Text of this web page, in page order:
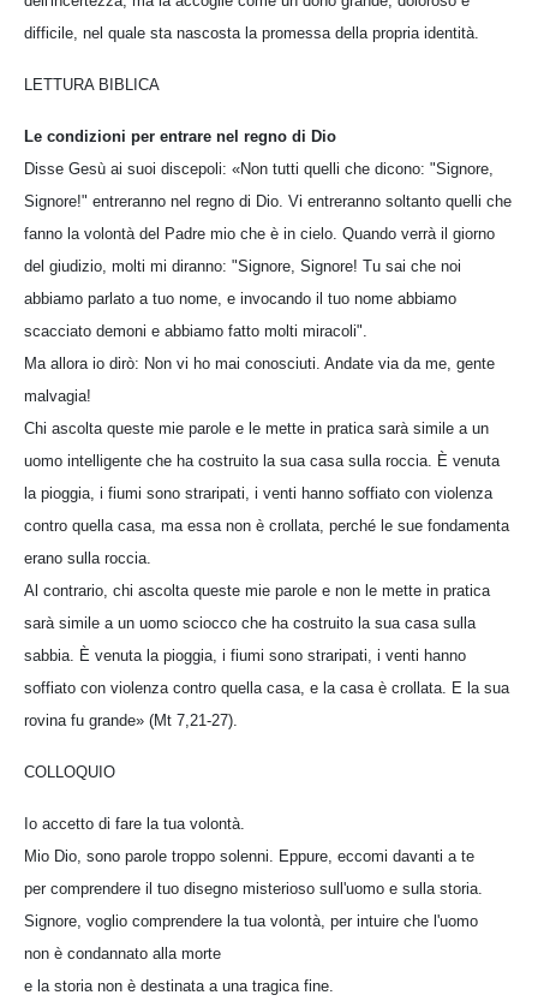
difficile, nel quale sta nascosta la promessa della propria identità.
LETTURA BIBLICA
Le condizioni per entrare nel regno di Dio
Disse Gesù ai suoi discepoli: «Non tutti quelli che dicono: "Signore,
Signore!" entreranno nel regno di Dio. Vi entreranno soltanto quelli che
fanno la volontà del Padre mio che è in cielo. Quando verrà il giorno
del giudizio, molti mi diranno: "Signore, Signore! Tu sai che noi
abbiamo parlato a tuo nome, e invocando il tuo nome abbiamo
scacciato demoni e abbiamo fatto molti miracoli".
Ma allora io dirò: Non vi ho mai conosciuti. Andate via da me, gente
malvagia!
Chi ascolta queste mie parole e le mette in pratica sarà simile a un
uomo intelligente che ha costruito la sua casa sulla roccia. È venuta
la pioggia, i fiumi sono straripati, i venti hanno soffiato con violenza
contro quella casa, ma essa non è crollata, perché le sue fondamenta
erano sulla roccia.
Al contrario, chi ascolta queste mie parole e non le mette in pratica
sarà simile a un uomo sciocco che ha costruito la sua casa sulla
sabbia. È venuta la pioggia, i fiumi sono straripati, i venti hanno
soffiato con violenza contro quella casa, e la casa è crollata. E la sua
rovina fu grande» (Mt 7,21-27).
COLLOQUIO
Io accetto di fare la tua volontà.
Mio Dio, sono parole troppo solenni. Eppure, eccomi davanti a te
per comprendere il tuo disegno misterioso sull'uomo e sulla storia.
Signore, voglio comprendere la tua volontà, per intuire che l'uomo
non è condannato alla morte
e la storia non è destinata a una tragica fine.